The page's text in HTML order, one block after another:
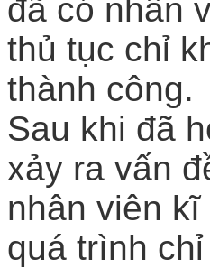
đã có nhân
thủ tục chỉ
thành công.
Sau khi đã
xảy ra vấn
nhân viên
quá trình